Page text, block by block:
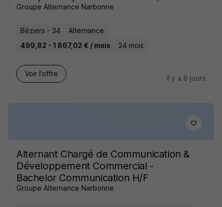
Groupe Alternance Narbonne
Béziers - 34
Alternance
499,82 - 1 867,02 € / mois
24 mois
Voir l’offre
il y a 8 jours
Alternant Chargé de Communication &
Développement Commercial -
Bachelor Communication H/F
Groupe Alternance Narbonne